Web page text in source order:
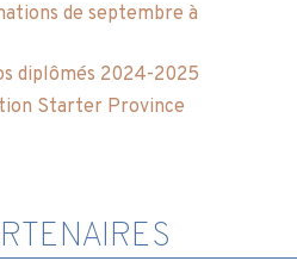
de septembre à
diplômés 2024-2025
Starter Province